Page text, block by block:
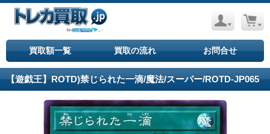
買取額一覧 買取の流れ お問合せ
【遊戯王】ROTD)禁じられた一滴/魔法/スーパー/ROTD-JP065